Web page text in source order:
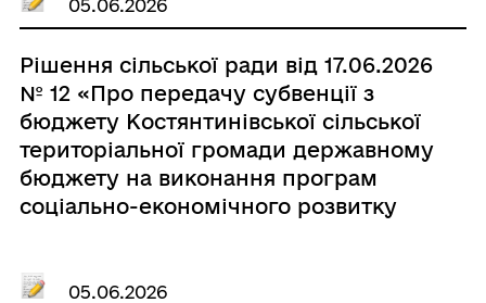
05.06.2026
Рішення сільської ради від 17.06.2026
№ 12 «Про передачу субвенції з
бюджету Костянтинівської сільської
територіальної громади державному
бюджету на виконання програм
соціально-економічного розвитку
05.06.2026